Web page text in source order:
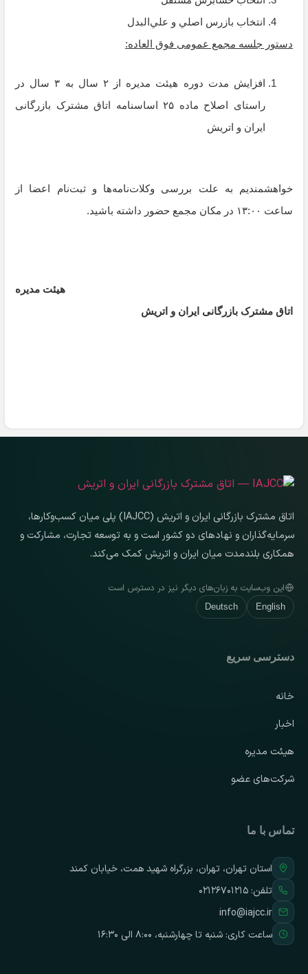
اﻧﺘﺨﺎب ﺑﺎزرس اﺻﻠﻲ و ﻋﻠﻲاﻟﺒﺪل
دستور جلسه مجمع عمومی فوق العاده:
افزایش مدت دوره هیئت مدیره از ۲ سال به ۳ سال در
راستای اصلاح ماده ۲۵ اساسنامه اتاق مشترک بازرگانی
ایران و اتریش
خواهشمندیم به علت بررسی وکلات‌نامه‌ها و ثبت‌نام اعضا از
ساعت ۱۳:۰۰ در مکان مجمع حضور داشته باشید.
هیئت مدیره
اتاق مشترک بازرگانی ایران و اتریش
اتاق مشترک بازرگانی ایران و اتریش (IAJCC) پلی میان کسب‌وکارها،
سرمایه‌گذاران و نهادهای دو کشور است و به توسعه تجارت، مشارکت و
همکاری بلندمدت میان ایران و اتریش کمک می‌کند.
این وب‌سایت به زبان‌های دیگر نیز در دسترس است
English
Deutsch
دسترسی سریع
خانه
اخبار
هیئت مدیره
شرکت‌های عضو
تماس با ما
استان تهران، تهران، بزرگراه شهید همت، خیابان کمند
تلفن: ۰۲۱۲۶۷۰۱۲۱۵
info@iajcc.ir
ساعت کاری: شنبه تا چهارشنبه، ۸:۰۰ الی ۱۶:۳۰